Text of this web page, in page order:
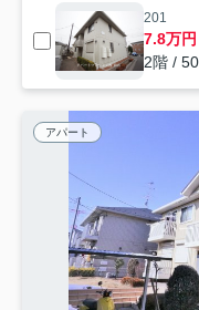
201
7.8万円
2階 /
アパート